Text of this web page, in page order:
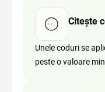
Citește
Unele coduri se
peste o valoare